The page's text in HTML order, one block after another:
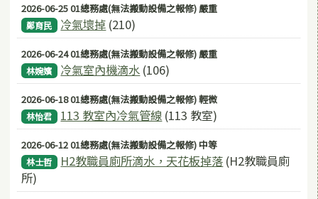
2026-06-25 01總務處(無法搬動設備之報修) 嚴重
鄭育民 冷氣壞掉 (210)
2026-06-24 01總務處(無法搬動設備之報修) 嚴重
林婉嬪 冷氣室內機滴水 (106)
2026-06-18 01總務處(無法搬動設備之報修) 輕微
林怡君 113 教室內冷氣管線 (113 教室)
2026-06-12 01總務處(無法搬動設備之報修) 中等
林士哲 H2教職員廁所滴水，天花板掉落 (H2教職員廁
所)